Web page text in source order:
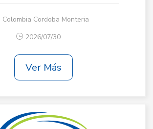
Colombia Cordoba Monteria
2026/07/30
Ver Más